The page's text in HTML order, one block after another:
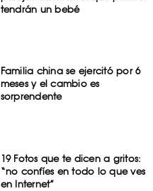
tendrán un bebé
Familia china se ejercitó por 6
meses y el cambio es
sorprendente
19 Fotos que te dicen a gritos:
“no confíes en todo lo que ves
en Internet”